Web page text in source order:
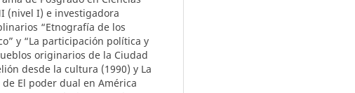
(nivel I) e investigadora
“Etnografía de los
y “La participación política y
originarios de la Ciudad
desde la cultura (1990) y La
El poder dual en América